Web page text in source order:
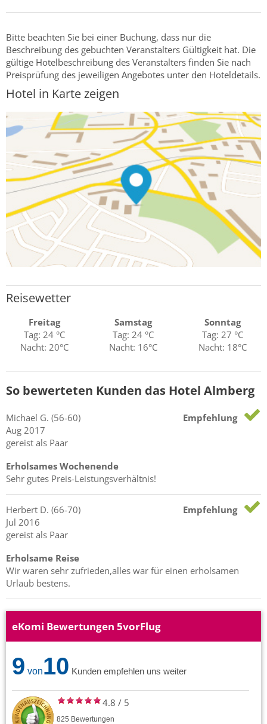
Bitte beachten Sie bei einer Buchung, dass nur die
Beschreibung des gebuchten Veranstalters Gültigkeit hat. Die
gültige Hotelbeschreibung des Veranstalters finden Sie nach
Preisprüfung des jeweiligen Angebotes unter den Hoteldetails.
Hotel in Karte zeigen
Reisewetter
Freitag
Tag: 24 °C
Nacht: 20°C
Samstag
Tag: 24 °C
Nacht: 16°C
Sonntag
Tag: 27 °C
Nacht: 18°C
So bewerteten Kunden das Hotel Almberg
Michael G. (56-60)
Aug 2017
gereist als Paar
Empfehlung
Erholsames Wochenende
Sehr gutes Preis-Leistungsverhältnis!
Herbert D. (66-70)
Jul 2016
gereist als Paar
Empfehlung
Erholsame Reise
Wir waren sehr zufrieden,alles war für einen erholsamen
Urlaub bestens.
eKomi Bewertungen 5vorFlug
9 von10 Kunden empfehlen uns weiter
4.8 / 5
825 Bewertungen